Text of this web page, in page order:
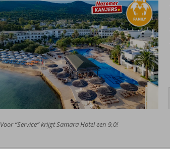
Voor “Service” krijgt Samara Hotel een 9,0!